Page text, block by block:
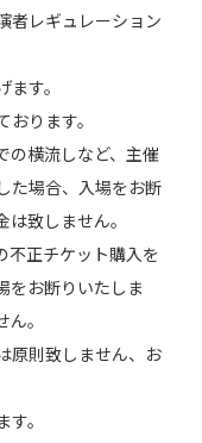
者レギュレーション
す。
ります。
の横流しなど、主催
た場合、入場をお断
致しません。
正チケット購入を
をお断りいたしま
。
原則致しません、お
。